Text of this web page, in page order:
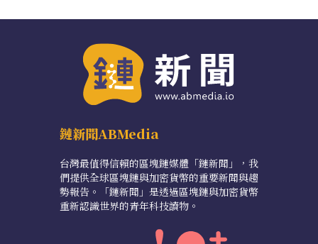
鏈新聞ABMedia
台灣最值得信賴的區塊鏈媒體「鏈新聞」，我
們提供全球區塊鏈與加密貨幣的重要新聞與趨
勢報告。「鏈新聞」是透過區塊鏈與加密貨幣
重新認識世界的青年科技讀物。